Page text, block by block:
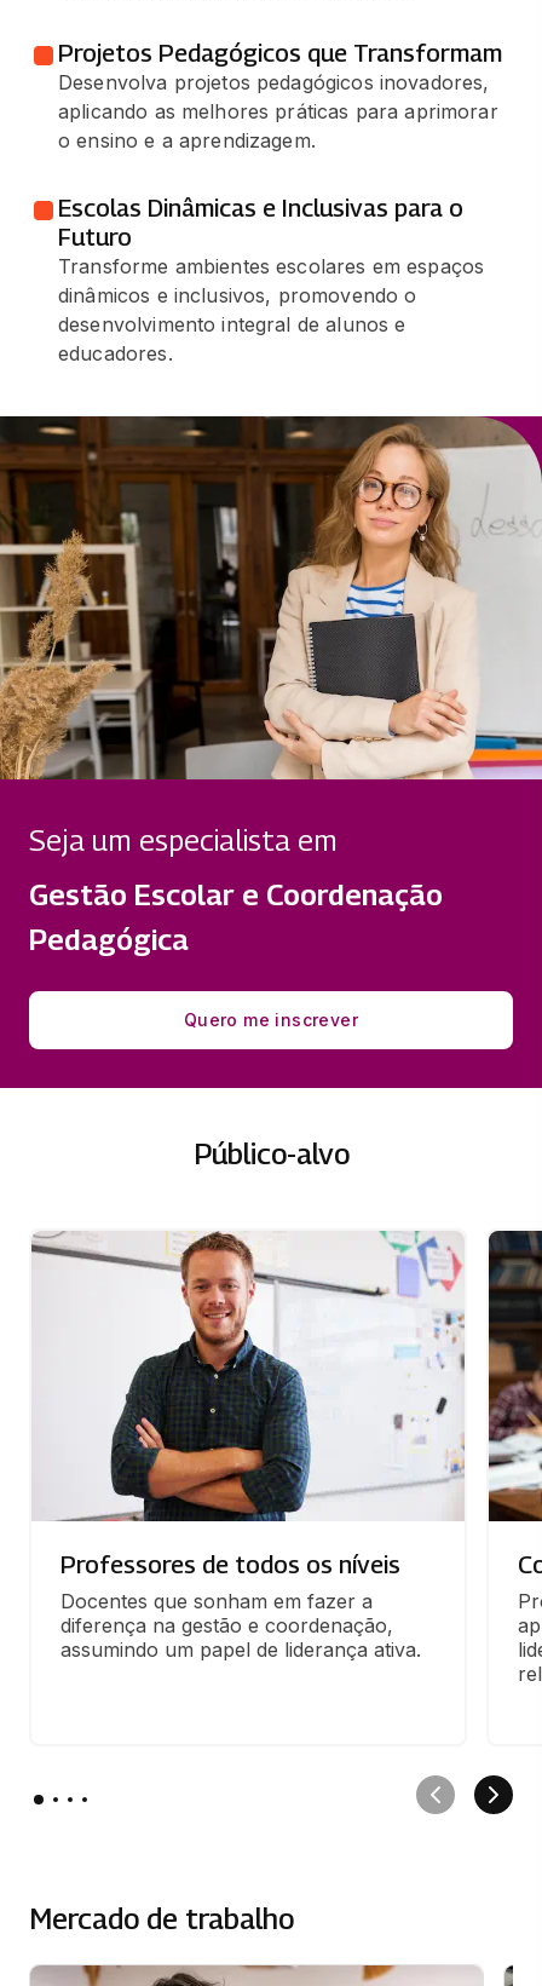
Projetos Pedagógicos que Transformam
Desenvolva projetos pedagógicos inovadores,
aplicando as melhores práticas para aprimorar
o ensino e a aprendizagem.
Escolas Dinâmicas e Inclusivas para o
Futuro
Transforme ambientes escolares em espaços
dinâmicos e inclusivos, promovendo o
desenvolvimento integral de alunos e
educadores.
Seja um especialista em
Gestão Escolar e Coordenação
Pedagógica
Quero me inscrever
Público-alvo
Professores de todos os níveis
Docentes que sonham em fazer a
diferença na gestão e coordenação,
assumindo um papel de liderança ativa.
Mercado de trabalho